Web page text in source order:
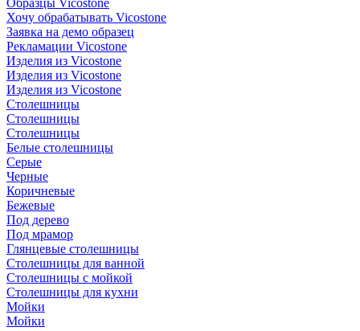
Образцы Vicostone
Хочу обрабатывать Vicostone
Заявка на демо образец
Рекламации Vicostone
Изделия из Vicostone
Изделия из Vicostone
Изделия из Vicostone
Столешницы
Столешницы
Столешницы
Белые столешницы
Серые
Черные
Коричневые
Бежевые
Под дерево
Под мрамор
Глянцевые столешницы
Столешницы для ванной
Столешницы с мойкой
Столешницы для кухни
Мойки
Мойки